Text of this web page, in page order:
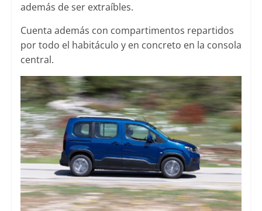
además de ser extraíbles.
Cuenta además con compartimentos repartidos
por todo el habitáculo y en concreto en la consola
central.